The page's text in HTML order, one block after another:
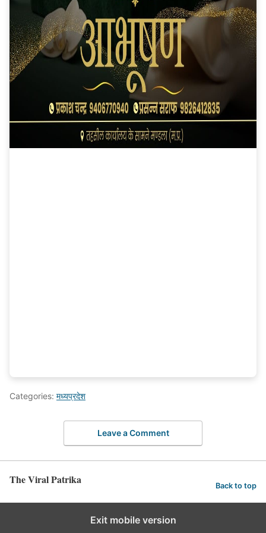
Categories: मध्यप्रदेश
Leave a Comment
The Viral Patrika Back to top
Exit mobile version